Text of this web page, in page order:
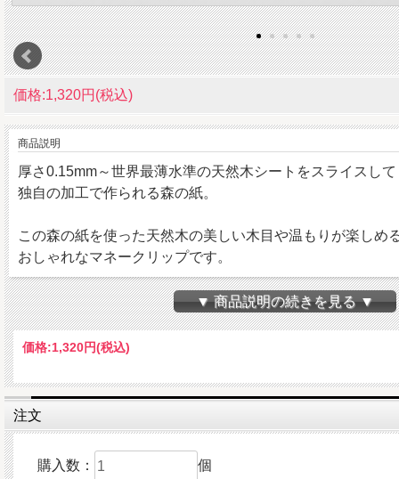
価格:1,320円(税込)
商品説明
厚さ0.15mm～世界最薄水準の天然木シートをスライスして
独自の加工で作られる森の紙。
この森の紙を使った天然木の美しい木目や温もりが楽しめ
おしゃれなマネークリップです。
素材はすぎ、ひのき、ウォルナット、オーク、メープル、
タモ、サペリの8種類ございます。
●カラー:シルバー
●重さ：約12g
●素材：ひのき、金属
※国内職人による仕上げ。
▼ 商品説明の続きを見る ▼
価格:1,320円(税込)
注文
購入数： 個